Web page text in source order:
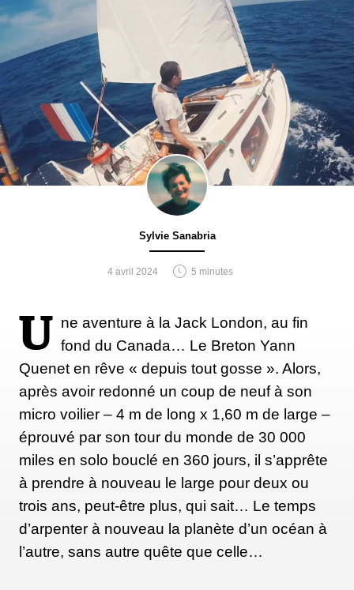
Sylvie Sanabria
4 avril 2024 5 minutes
U ne aventure à la Jack London, au fin
fond du Canada… Le Breton Yann
Quenet en rêve « depuis tout gosse ». Alors,
après avoir redonné un coup de neuf à son
micro voilier – 4 m de long x 1,60 m de large –
éprouvé par son tour du monde de 30 000
miles en solo bouclé en 360 jours, il s’apprête
à prendre à nouveau le large pour deux ou
trois ans, peut-être plus, qui sait… Le temps
d’arpenter à nouveau la planète d’un océan à
l’autre, sans autre quête que celle…